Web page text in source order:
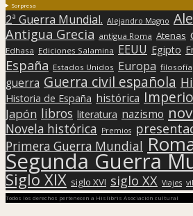
Sorpresa
2ª Guerra Mundial. Alejandro Magno
Antigua Grecia antigua Roma Atenas
Edhasa Ediciones Salamina EEUU Egipto
España Estados Unidos Europa filosofía
guerra Guerra civil española
Historia de España histórica
Japón libros literatura nazismo
Novela histórica Premios
Primera Guerra Mundial
Segunda Guerra
Siglo XIX siglo XVI siglo XX Viajes
Todos los derechos pertenecen a Hislibris Asociación cultural